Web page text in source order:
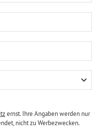
ernst. Ihre Angaben werden nur
nicht zu Werbezwecken.